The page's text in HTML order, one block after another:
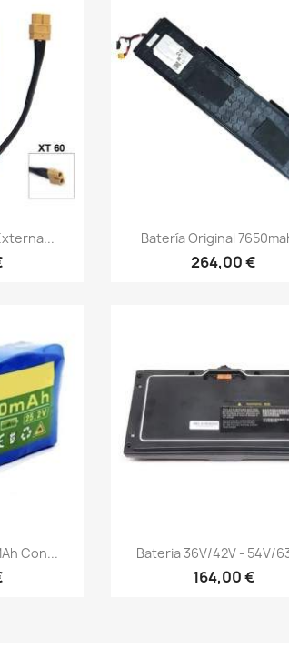
Vista rápida
Batería Original
264,00 €
Con... Vista rápida
Bateria 36V/42V - 54V/
164,00 €